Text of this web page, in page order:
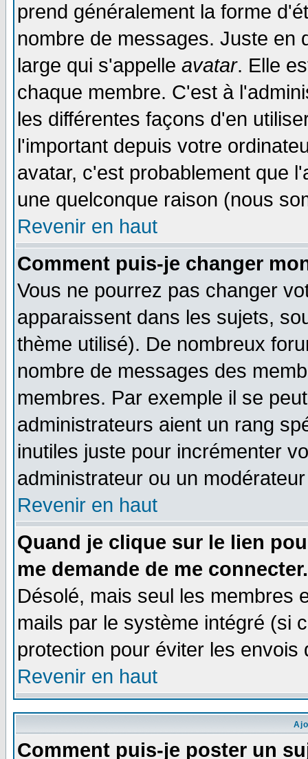
prend généralement la forme
nombre de messages. Juste en
large qui s'appelle avatar. Elle
chaque membre. C'est à
les différentes façons d'en
l'important depuis votre
avatar, c'est probablement que
une quelconque raison (nous
Revenir en haut
Comment puis-je changer
Vous ne pourrez pas changer
apparaissent dans les sujets,
thème utilisé). De nombreux
nombre de messages des
membres. Par exemple il se
administrateurs aient un rang
inutiles juste pour incrémenter
administrateur ou un
Revenir en haut
Quand je clique sur le lien
me demande de me connecter.
Désolé, mais seul les membres
mails par le système intégré (si
protection pour éviter les
Revenir en haut
Comment puis-je poster un